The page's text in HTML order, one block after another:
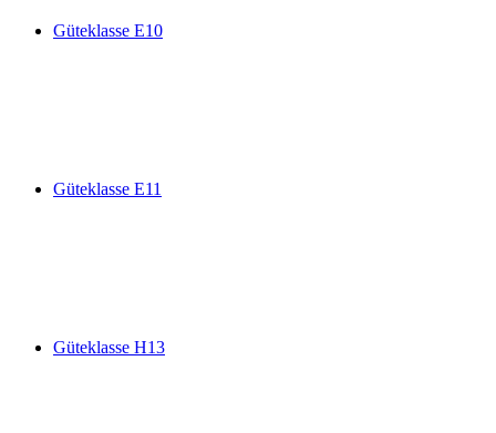
Güteklasse E10
Güteklasse E11
Güteklasse H13